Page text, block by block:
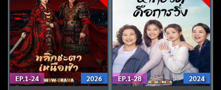
EP.1-24 2026 EP.1-28 2024